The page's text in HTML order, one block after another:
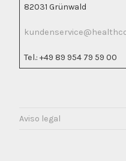
82031 Grünwald
Tel.: +49 89 954 79 59 00
Aviso legal